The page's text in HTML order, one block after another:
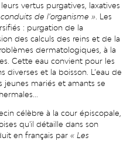
vertus purgatives, laxatives
de l’organisme » . Les
: purgation de la
des calculs des reins et de la
dermatologiques, à la
Cette eau convient pour les
diverses et la boisson. L’eau de
mariés et amants se
célèbre à la cour épiscopale,
qu'il détaille dans son
en français par « Les